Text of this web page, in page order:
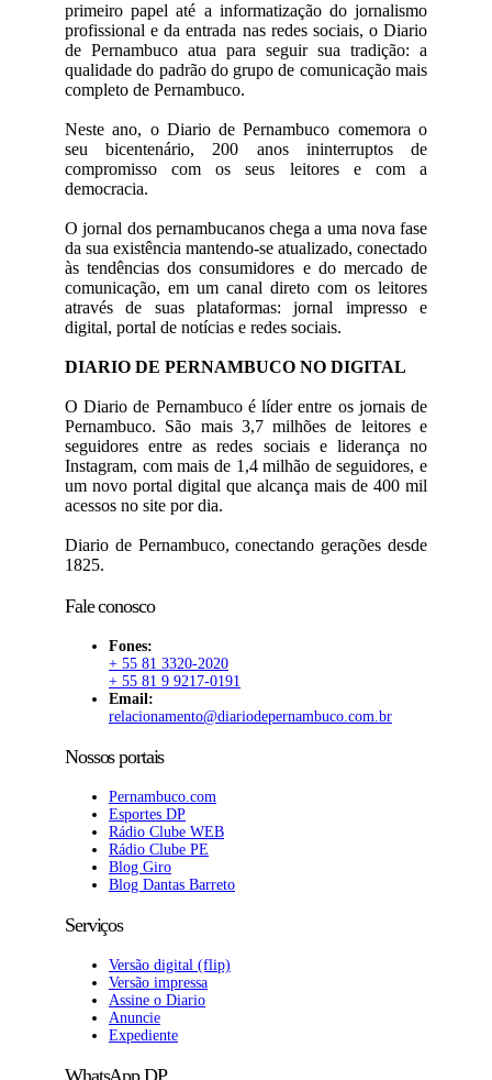
primeiro papel até a informatização do jornalismo
profissional e da entrada nas redes sociais, o Diario
de Pernambuco atua para seguir sua tradição: a
qualidade do padrão do grupo de comunicação mais
completo de Pernambuco.
Neste ano, o Diario de Pernambuco comemora o
seu bicentenário, 200 anos ininterruptos de
compromisso com os seus leitores e com a
democracia.
O jornal dos pernambucanos chega a uma nova fase
da sua existência mantendo-se atualizado, conectado
às tendências dos consumidores e do mercado de
comunicação, em um canal direto com os leitores
através de suas plataformas: jornal impresso e
digital, portal de notícias e redes sociais.
DIARIO DE PERNAMBUCO NO DIGITAL
O Diario de Pernambuco é líder entre os jornais de
Pernambuco. São mais 3,7 milhões de leitores e
seguidores entre as redes sociais e liderança no
Instagram, com mais de 1,4 milhão de seguidores, e
um novo portal digital que alcança mais de 400 mil
acessos no site por dia.
Diario de Pernambuco, conectando gerações desde
1825.
Fale conosco
Fones:
+ 55 81 3320-2020
+ 55 81 9 9217-0191
Email:
relacionamento@diariodepernambuco.com.br
Nossos portais
Pernambuco.com
Esportes DP
Rádio Clube WEB
Rádio Clube PE
Blog Giro
Blog Dantas Barreto
Serviços
Versão digital (flip)
Versão impressa
Assine o Diario
Anuncie
Expediente
WhatsApp DP